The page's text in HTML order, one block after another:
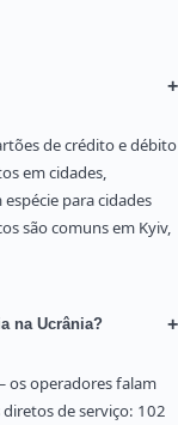
+
de crédito e débito
em cidades,
para cidades
são comuns em Kyiv,
na Ucrânia? +
os operadores falam
de serviço: 102